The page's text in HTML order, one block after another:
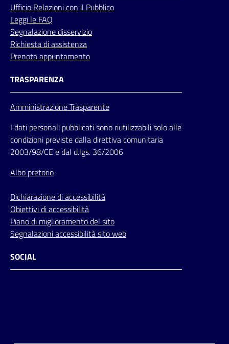
Ufficio Relazionicon il Pubblico
Leggi le FAQ
Segnalazione disservizio
Richiesta di assistenza
Prenota appuntamento
TRASPARENZA
Amministrazione Trasparente
I dati personali pubblicati sono riutilizzabili solo alle
condizioni previste dalla direttiva comunitaria
2003/98/CE e dal d.lgs. 36/2006
Albo pretorio
Dichiarazione di accessibilità
Obiettivi di accessibilità
Piano di miglioramento del sito
Segnalazioni accessibilità sito web
SOCIAL